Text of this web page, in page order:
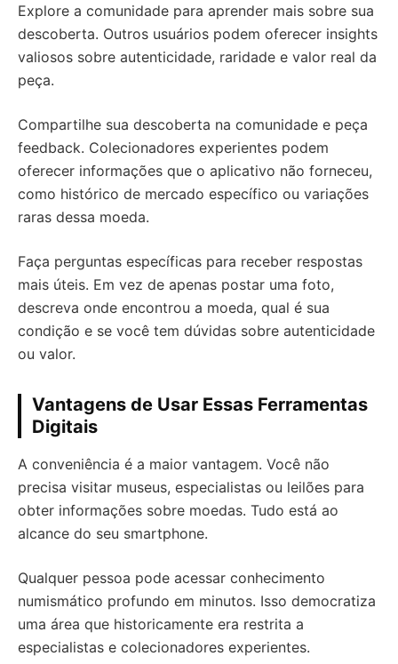
Explore a comunidade para aprender mais sobre sua
descoberta. Outros usuários podem oferecer insights
valiosos sobre autenticidade, raridade e valor real da
peça.
Compartilhe sua descoberta na comunidade e peça
feedback. Colecionadores experientes podem
oferecer informações que o aplicativo não forneceu,
como histórico de mercado específico ou variações
raras dessa moeda.
Faça perguntas específicas para receber respostas
mais úteis. Em vez de apenas postar uma foto,
descreva onde encontrou a moeda, qual é sua
condição e se você tem dúvidas sobre autenticidade
ou valor.
Vantagens de Usar Essas Ferramentas
Digitais
A conveniência é a maior vantagem. Você não
precisa visitar museus, especialistas ou leilões para
obter informações sobre moedas. Tudo está ao
alcance do seu smartphone.
Qualquer pessoa pode acessar conhecimento
numismático profundo em minutos. Isso democratiza
uma área que historicamente era restrita a
especialistas e colecionadores experientes.